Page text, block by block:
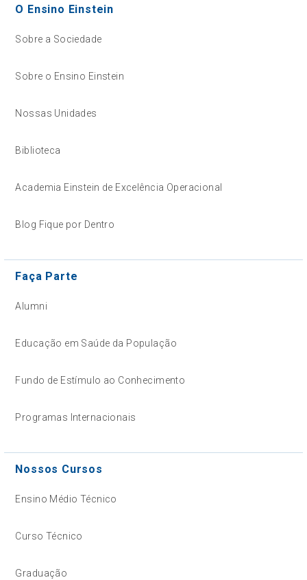
O Ensino Einstein
Sobre a Sociedade
Sobre o Ensino Einstein
Nossas Unidades
Biblioteca
Academia Einstein de Excelência Operacional
Blog Fique por Dentro
Faça Parte
Alumni
Educação em Saúde da População
Fundo de Estímulo ao Conhecimento
Programas Internacionais
Nossos Cursos
Ensino Médio Técnico
Curso Técnico
Graduação